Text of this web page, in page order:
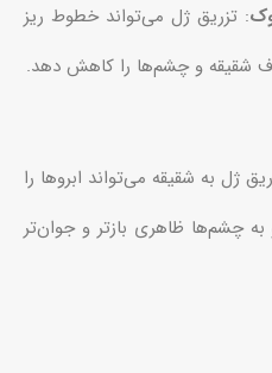
: تزریق ژل می‌تواند خطوط ریز
شقیقه و چشم‌ها را کاهش دهد.
ژل به شقیقه می‌تواند ابروها را
به چشم‌ها ظاهری بازتر و جوان‌تر